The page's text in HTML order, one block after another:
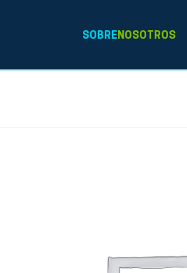
SOBRENOSOTROS